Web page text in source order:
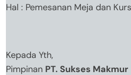
Hal : Pemesanan Meja dan
Kepada Yth,
Pimpinan PT. Sukses Makmur